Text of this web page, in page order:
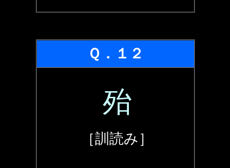
Ｑ．１２
殆
［訓読み］